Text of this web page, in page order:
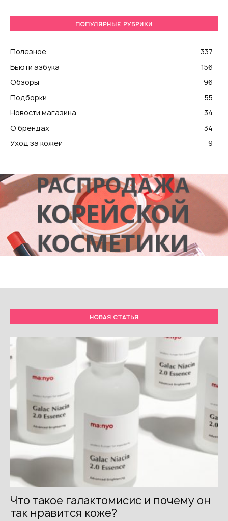
ПОПУЛЯРНЫЕ РУБРИКИ
Полезное
337
Бьюти азбука
156
Обзоры
96
Подборки
55
Новости магазина
34
О брендах
34
Уход за кожей
9
НОВАЯ СТАТЬЯ
Что такое галактомисис и почему он
так нравится коже?